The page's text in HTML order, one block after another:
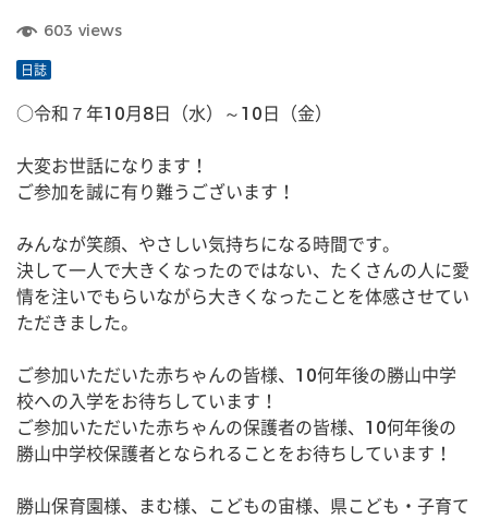
603 views
日誌
○令和７年10月8日（水）～10日（金）
大変お世話になります！
ご参加を誠に有り難うございます！
みんなが笑顔、やさしい気持ちになる時間です。
決して一人で大きくなったのではない、たくさんの人に愛
情を注いでもらいながら大きくなったことを体感させてい
ただきました。
ご参加いただいた赤ちゃんの皆様、10何年後の勝山中学
校への入学をお待ちしています！
ご参加いただいた赤ちゃんの保護者の皆様、10何年後の
勝山中学校保護者となられることをお待ちしています！
勝山保育園様、まむ様、こどもの宙様、県こども・子育て